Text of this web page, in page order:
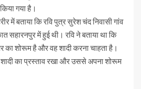
गया है।
में बताया कि रवि पुत्र सुरेश चंद निवासी गांव
सहारनपुर में हुई थी। रवि ने बताया था कि
का शोरूम है और वह शादी करना चाहता है।
शादी का प्रस्ताव रखा और उससे अपना शोरूम